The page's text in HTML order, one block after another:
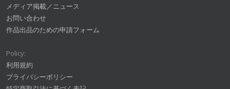
メディア掲載／ニュース
お問い合わせ
作品出品のための申請フォーム
Policy:
利用規約
プライバシーポリシー